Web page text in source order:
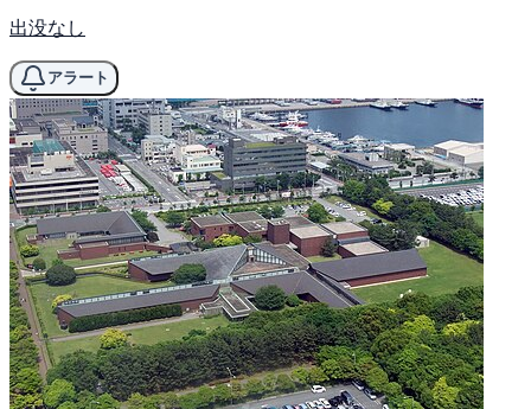
出没なし
アラート